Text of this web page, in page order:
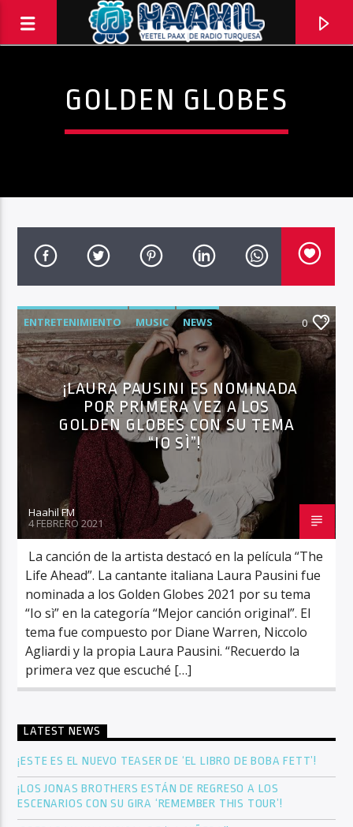
TOP TRENDING
10:00 AM 11:00 AM
Haahil FM
GOLDEN GLOBES
ENTRETENIMIENTO MUSIC NEWS 0
¡LAURA PAUSINI ES NOMINADA
POR PRIMERA VEZ A LOS
GOLDEN GLOBES CON SU TEMA
“IO SÌ”!
Haahil FM
4 FEBRERO 2021
La canción de la artista destacó en la película “The
Life Ahead”. La cantante italiana Laura Pausini fue
nominada a los Golden Globes 2021 por su tema
“Io sì” en la categoría “Mejor canción original”. El
tema fue compuesto por Diane Warren, Niccolo
Agliardi y la propia Laura Pausini. “Recuerdo la
primera vez que escuché […]
LATEST NEWS
¡ESTE ES EL NUEVO TEASER DE ‘EL LIBRO DE BOBA FETT’!
¡LOS JONAS BROTHERS ESTÁN DE REGRESO A LOS
ESCENARIOS CON SU GIRA ‘REMEMBER THIS TOUR’!